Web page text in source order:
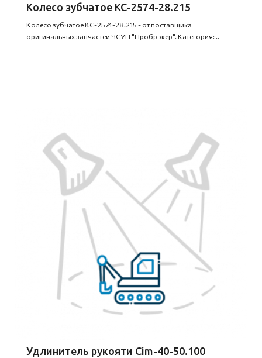
Колесо зубчатое КС-2574-28.215
Колесо зубчатое КС-2574-28.215 - от поставщика
оригинальных запчастей ЧСУП "Пробрэкер". Категория: ..
Удлинитель рукояти Cim-40-50.100